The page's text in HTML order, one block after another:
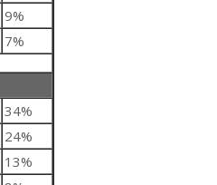
9%
7%
34%
24%
13%